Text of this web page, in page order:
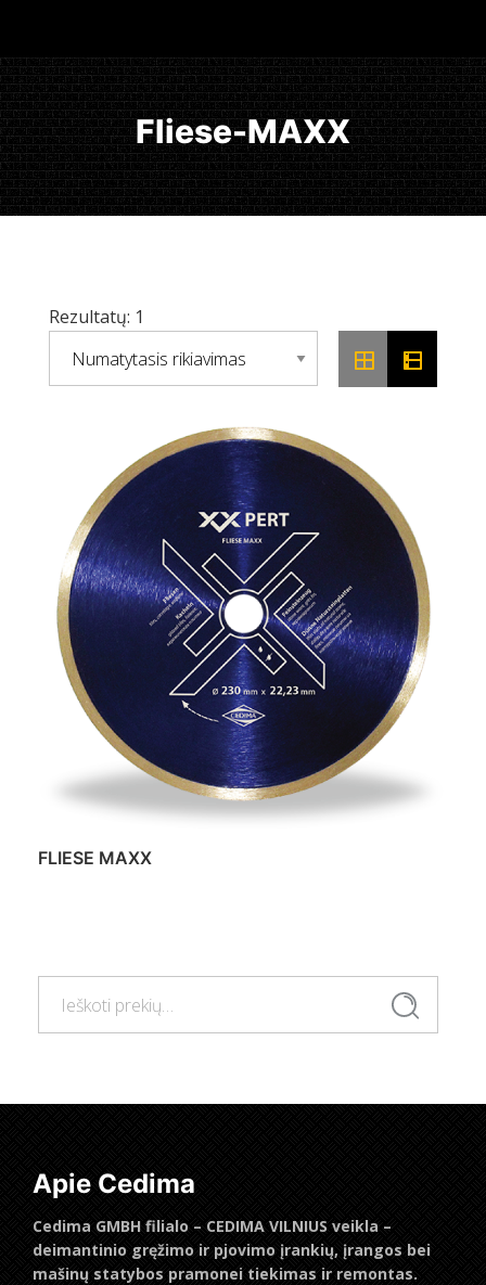
Fliese-MAXX
Ieškoti
Rezultatų: 1
FLIESE MAXX
Apie Cedima
Cedima GMBH filialo – CEDIMA VILNIUS veikla –
deimantinio gręžimo ir pjovimo įrankių, įrangos bei
mašinų statybos pramonei tiekimas ir remontas.